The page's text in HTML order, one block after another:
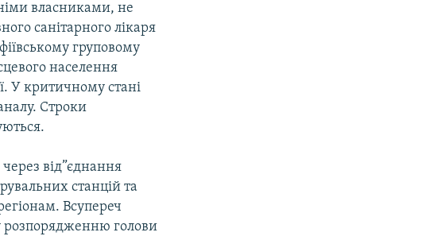
власниками, не
санітарного лікаря
груповому
населення
У критичному стані
Строки
від”єднання
станцій та
Всупереч
розпорядженню голови